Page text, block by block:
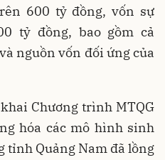
600 tỷ đồng, vốn sự
tỷ đồng, bao gồm cả
nguồn vốn đối ứng của
Chương trình MTQG
hóa các mô hình sinh
tỉnh Quảng Nam đã lồng